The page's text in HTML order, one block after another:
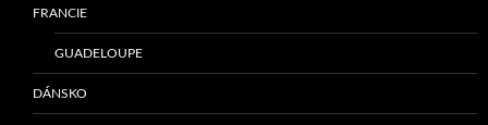
FRANCIE
GUADELOUPE
DÁNSKO